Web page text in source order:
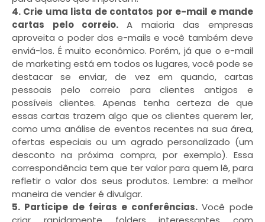
4. Crie uma lista de contatos por e-mail e mande
cartas pelo correio. A maioria das empresas
aproveita o poder dos e-mails e você também deve
enviá-los. É muito econômico. Porém, já que o e-mail
de marketing está em todos os lugares, você pode se
destacar se enviar, de vez em quando, cartas
pessoais pelo correio para clientes antigos e
possíveis clientes. Apenas tenha certeza de que
essas cartas trazem algo que os clientes querem ler,
como uma análise de eventos recentes na sua área,
ofertas especiais ou um agrado personalizado (um
desconto na próxima compra, por exemplo). Essa
correspondência tem que ter valor para quem lê, para
refletir o valor dos seus produtos. Lembre: a melhor
maneira de vender é divulgar.
5. Participe de feiras e conferências. Você pode